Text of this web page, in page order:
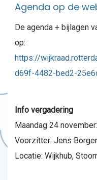
Agenda op de
De agenda + bijlagen
op:
https://
d69f-4482-bed2-
Info vergadering
Maandag 24
Voorzitter: Jens
Locatie: Wijkhub,